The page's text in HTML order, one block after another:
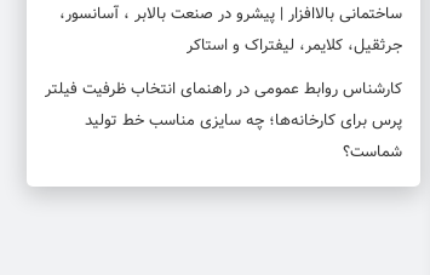
ساختمانی بالاافزار | پیشرو در صنعت بالابر ، آسانسور،
جرثقیل، کلایمر، لیفتراک و استاکر
کارشناس روابط عمومیدر راهنمای انتخاب ظرفیت فیلتر
پرس برای کارخانه‌ها؛ چه سایزی مناسب خط تولید
شماست؟